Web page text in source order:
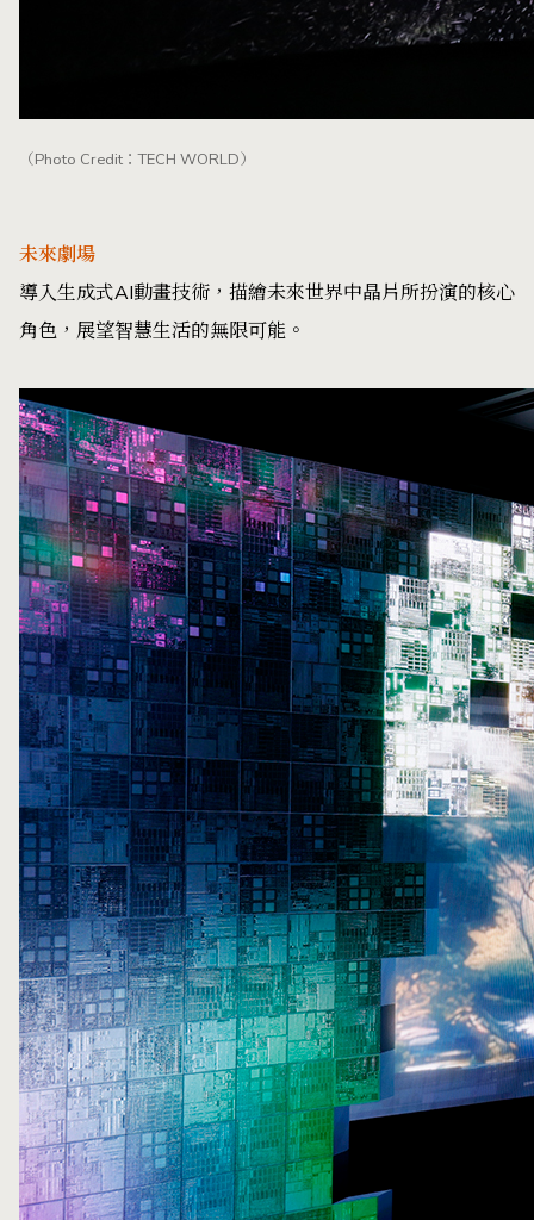
（Photo Credit：TECH WORLD）
未來劇場
導入生成式AI動畫技術，描繪未來世界中晶片所扮演的核心
角色，展望智慧生活的無限可能。